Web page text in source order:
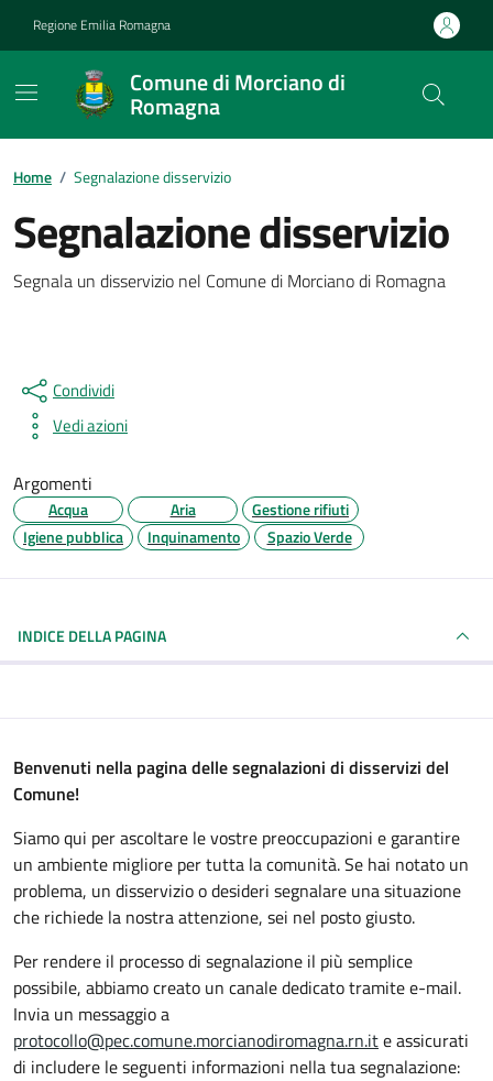
Regione Emilia Romagna
Comune di Morciano di
Romagna
Contenuti in evidenza
Home / Segnalazione disservizio
Segnalazione disservizio
Dettagli della notizia
Segnala un disservizio nel Comune di Morciano di Romagna
Condividi
Vedi azioni
Argomenti
Acqua Aria
Gestione rifiuti
Igiene pubblica
Inquinamento Spazio Verde
INDICE DELLA PAGINA
Benvenuti nella pagina delle segnalazioni di disservizi del
Comune!
Siamo qui per ascoltare le vostre preoccupazioni e garantire
un ambiente migliore per tutta la comunità. Se hai notato un
problema, un disservizio o desideri segnalare una situazione
che richiede la nostra attenzione, sei nel posto giusto.
Per rendere il processo di segnalazione il più semplice
possibile, abbiamo creato un canale dedicato tramite e-mail.
Invia un messaggio a
protocollo@pec.comune.morcianodiromagna.rn.ite assicurati
di includere le seguenti informazioni nella tua segnalazione: